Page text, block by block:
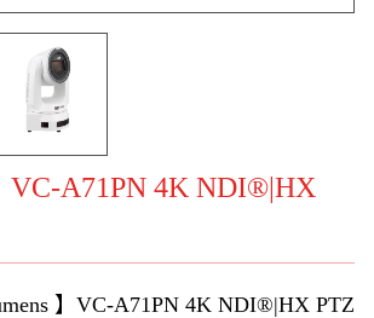
VC-A71PN 4K NDI®|HX
】VC-A71PN 4K NDI®|HX PTZ